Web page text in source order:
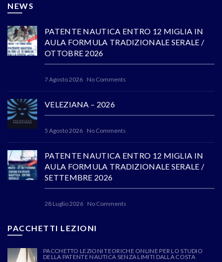
NEWS
PATENTE NAUTICA ENTRO 12 MIGLIA IN
AULA FORMULA TRADIZIONALE SERALE /
OTTOBRE 2026
7 Agosto 2026 No Comments
VELEZIANA – 2026
5 Agosto 2026 No Comments
PATENTE NAUTICA ENTRO 12 MIGLIA IN
AULA FORMULA TRADIZIONALE SERALE /
SETTEMBRE 2026
28 Luglio 2026 No Comments
PACCHETTI LEZIONI
PACCHETTO LEZIONI TEORICHE ONLINE PER LO STUDIO
DELLA PATENTE NAUTICA SENZA LIMITI DALLA COSTA